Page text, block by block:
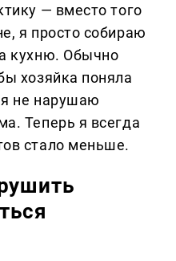
— вместо того
я просто собираю
кухню. Обычно
хозяйка поняла
не нарушаю
Теперь я всегда
стало меньше.